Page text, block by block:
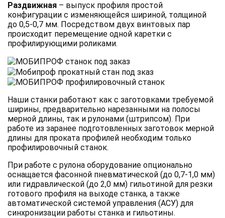
Раздвижная – выпуск профиля простой
конфигурации с изменяющейся шириной, толщиной
до 0,5-0,7 мм. Посредством двух винтовых пар
происходит перемещение одной каретки с
профилирующими роликами.
Наши станки работают как с заготовками требуемой
ширины, предварительно нарезанными на полосы
мерной длины, так и рулонами (штрипсом). При
работе из заранее подготовленных заготовок мерной
длины для проката профилей необходим только
профилировочный станок.
При работе с рулона оборудование опционально
оснащается фасонной пневматической (до 0,7-1,0 мм)
или гидравлической (до 2,0 мм) гильотиной для резки
готового профиля на выходе станка, а также
автоматической системой управления (АСУ) для
синхронизации работы станка и гильотины.